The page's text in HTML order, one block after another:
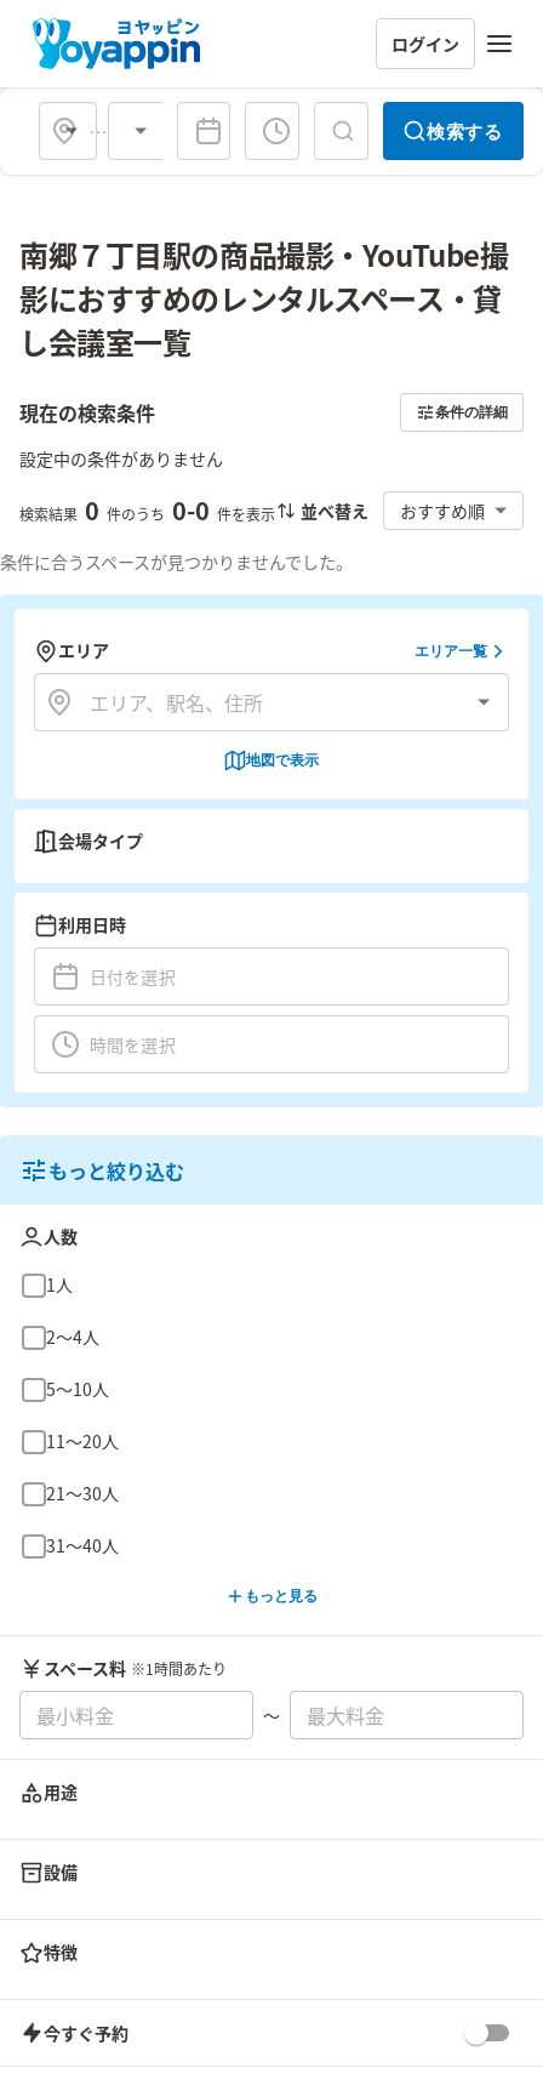
ログイン
会場タイプ 検索する
南郷７丁目駅の商品撮影・YouTube撮
影におすすめのレンタルスペース・貸
し会議室一覧
現在の検索条件 条件の詳細
設定中の条件がありません
検索結果 0 件のうち 0-0 件を表示 並べ替え おすすめ順
条件に合うスペースが見つかりませんでした。
エリア エリア一覧
地図で表示
会場タイプ
利用日時
もっと絞り込む
人数
1人
2〜4人
5〜10人
11〜20人
21〜30人
31〜40人
もっと見る
スペース料 ※1時間あたり
〜
用途
設備
特徴
今すぐ予約